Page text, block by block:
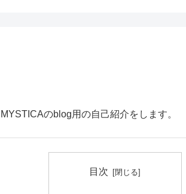
のblog用の自己紹介をします。
目次